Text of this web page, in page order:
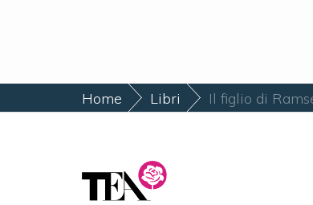
Home Libri Il figlio di